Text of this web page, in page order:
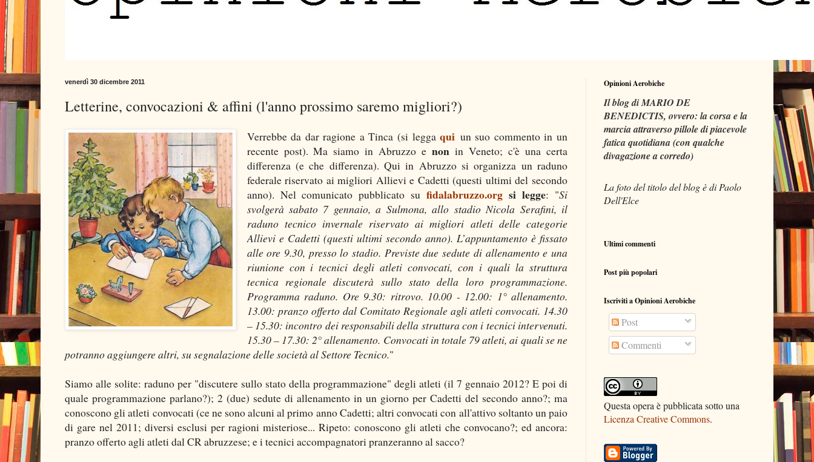
venerdì 30 dicembre 2011
Letterine, convocazioni & affini (l'anno prossimo saremo migliori?)
Verrebbe da dar ragione a Tinca (si leggaqui un suo commento in un
recente post). Ma siamo in Abruzzo enon in Veneto; c'è una certa
differenza (e che differenza). Qui in Abruzzo si organizza un raduno
federale riservato ai migliori Allievi e Cadetti (questi ultimi del secondo
anno). Nel comunicato pubblicato sufidalabruzzo.org si legge: "Si
svolgerà sabato 7 gennaio, a Sulmona, allo stadio Nicola Serafini, il
raduno tecnico invernale riservato ai migliori atleti delle categorie
Allievi e Cadetti (questi ultimi secondo anno). L’appuntamento è fissato
alle ore 9.30, presso lo stadio. Previste due sedute di allenamento e una
riunione con i tecnici degli atleti convocati, con i quali la struttura
tecnica regionale discuterà sullo stato della loro programmazione.
Programma raduno. Ore 9.30: ritrovo. 10.00 - 12.00: 1° allenamento.
13.00: pranzo offerto dal Comitato Regionale agli atleti convocati. 14.30
– 15.30: incontro dei responsabili della struttura con i tecnici intervenuti.
15.30 – 17.30: 2° allenamento. Convocati in totale 79 atleti, ai quali se ne
potranno aggiungere altri, su segnalazione delle società al Settore Tecnico."
Siamo alle solite: raduno per "discutere sullo stato della programmazione" degli atleti (il 7 gennaio 2012? E poi di
quale programmazione parlano?); 2 (due) sedute di allenamento in un giorno per Cadetti del secondo anno?; ma
conoscono gli atleti convocati (ce ne sono alcuni al primo anno Cadetti; altri convocati con all'attivo soltanto un paio
di gare nel 2011; diversi esclusi per ragioni misteriose... Ripeto: conoscono gli atleti che convocano?; ed ancora:
pranzo offerto agli atleti dal CR abruzzese; e i tecnici accompagnatori pranzeranno al sacco?
Opinioni Aerobiche
Il blog di MARIO DE
BENEDICTIS, ovvero: la corsa e la
marcia attraverso pillole di piacevole
fatica quotidiana (con qualche
divagazione a corredo)
La foto del titolo del blog è di Paolo
Dell'Elce
Ultimi commenti
Post più popolari
Iscriviti a Opinioni Aerobiche
Post
Commenti
Questa opera è pubblicata sotto una
Licenza Creative Commons.